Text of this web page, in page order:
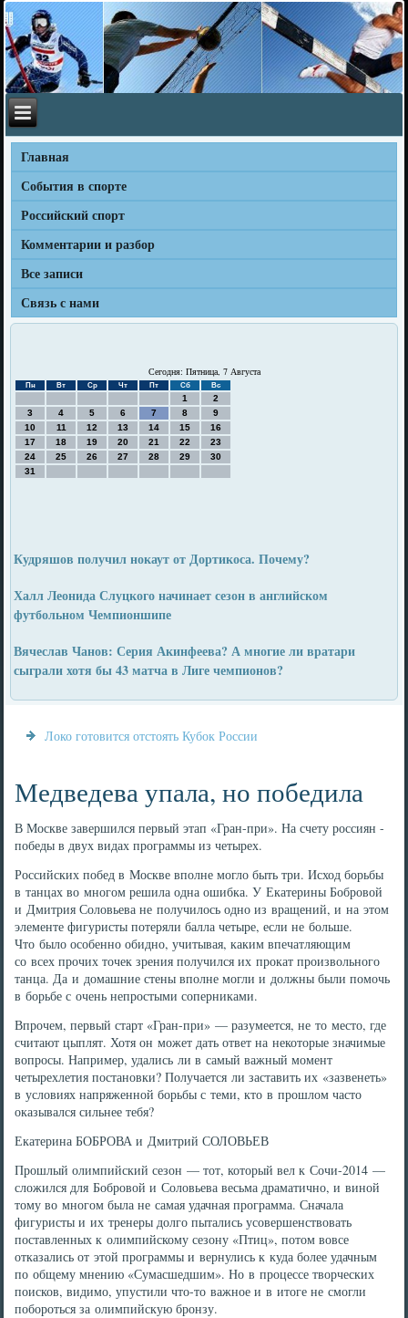
Главная
События в спорте
Российский спорт
Комментарии и разбор
Все записи
Связь с нами
Сегодня: Пятница, 7 Августа
Пн Вт Ср Чт Пт Сб Вс
1
2
3
4 5 6 7 8
9
10
11 12 13 14 15
16
17
18 19 20 21 22
23
24
25 26 27 28 29
30
31
Кудряшов получил нокаут от Дортикоса. Почему?
Халл Леонида Слуцкого начинает сезон в английском
футбольном Чемпионшипе
Вячеслав Чанов: Серия Акинфеева? А многие ли вратари
сыграли хотя бы 43 матча в Лиге чемпионов?
Локо готовится отстоять Кубок России
Медведева упала, но победила
В Москве завершился первый этап «Гран-при». На счету россиян -
победы в двух видах программы из четырех.
Российских побед в Москве вполне могло быть три. Исход борьбы
в танцах во многом решила одна ошибка. У Екатерины Бобровой
и Дмитрия Соловьева не получилось одно из вращений, и на этом
элементе фигуристы потеряли балла четыре, если не больше.
Что было особенно обидно, учитывая, каким впечатляющим
со всех прочих точек зрения получился их прокат произвольного
танца. Да и домашние стены вполне могли и должны были помочь
в борьбе с очень непростыми соперниками.
Впрочем, первый старт «Гран-при» — разумеется, не то место, где
считают цыплят. Хотя он может дать ответ на некоторые значимые
вопросы. Например, удались ли в самый важный момент
четырехлетия постановки? Получается ли заставить их «зазвенеть»
в условиях напряженной борьбы с теми, кто в прошлом часто
оказывался сильнее тебя?
Екатерина БОБРОВА и Дмитрий СОЛОВЬЕВ
Прошлый олимпийский сезон — тот, который вел к Сочи-2014 —
сложился для Бобровой и Соловьева весьма драматично, и виной
тому во многом была не самая удачная программа. Сначала
фигуристы и их тренеры долго пытались усовершенствовать
поставленных к олимпийскому сезону «Птиц», потом вовсе
отказались от этой программы и вернулись к куда более удачным
по общему мнению «Сумасшедшим». Но в процессе творческих
поисков, видимо, упустили что-то важное и в итоге не смогли
побороться за олимпийскую бронзу.